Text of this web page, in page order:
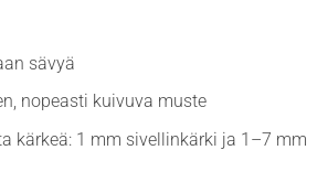
sävyä
nopeasti kuivuva muste
kärkeä: 1 mm sivellinkärki ja 1–7 mm